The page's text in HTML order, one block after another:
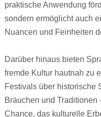
praktische Anwendung
sondern ermöglicht auch
Nuancen und Feinheiten
Darüber hinaus bieten
fremde Kultur hautnah zu
Festivals über historische
Bräuchen und
Chance, das kulturelle